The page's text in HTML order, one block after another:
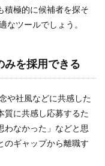
積極的に候補者を探そ
なツールでしょう。
みを採用できる
や社風などに共感した
質に共感し応募するた
わなかった」などと思
のギャップから離職す